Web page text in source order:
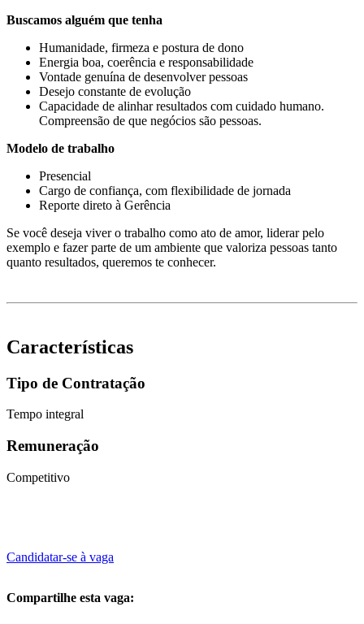
Buscamos alguém que tenha
Humanidade, firmeza e postura de dono
Energia boa, coerência e responsabilidade
Vontade genuína de desenvolver pessoas
Desejo constante de evolução
Capacidade de alinhar resultados com cuidado humano.
Compreensão de que negócios são pessoas.
Modelo de trabalho
Presencial
Cargo de confiança, com flexibilidade de jornada
Reporte direto à Gerência
Se você deseja viver o trabalho como ato de amor, liderar pelo
exemplo e fazer parte de um ambiente que valoriza pessoas tanto
quanto resultados, queremos te conhecer.
Características
Tipo de Contratação
Tempo integral
Remuneração
Competitivo
Candidatar-se à vaga
Compartilhe esta vaga: